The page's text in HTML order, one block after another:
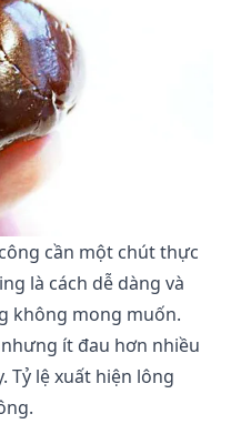
cần một chút thực
là cách dễ dàng và
không mong muốn.
ít đau hơn nhiều
Tỷ lệ xuất hiện lông